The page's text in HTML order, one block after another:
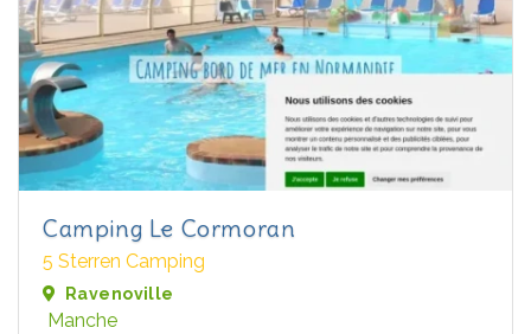
Camping Le Cormoran
5 Sterren Camping
Ravenoville
Manche